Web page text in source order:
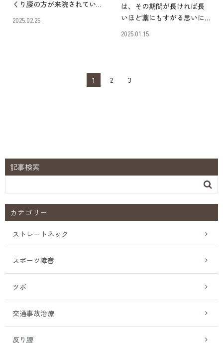
くり腰の方が来院されてい
してもよいのか？ 仕事を
2025.02.25
は、その期間が長ければ長
いほど藁にもすがる思いに
った！」という声をよく耳
2025.01.15
1 2 3
記事検索

カテゴリー
ストレートネック
スポーツ障害
ツボ
交通事故治療
反り腰